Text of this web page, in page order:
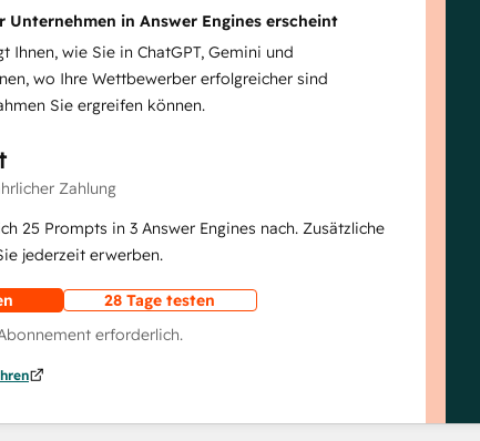
Unternehmen in Answer Engines erscheint
Ihnen, wie Sie in ChatGPT, Gemini und
wo Ihre Wettbewerber erfolgreicher sind
Sie ergreifen können.
Zahlung
25 Prompts in 3 Answer Engines nach. Zusätzliche
jederzeit erwerben.
28 Tage testen
erforderlich.